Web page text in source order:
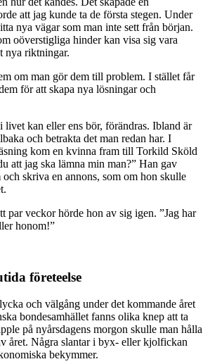
att jag kunde ta de första stegen. Under
nya vägar som man inte sett från början.
oöverstigliga hinder kan visa sig vara
nya riktningar.
om man gör dem till problem. I stället får
för att skapa nya lösningar och
livet kan eller ens bör, förändras. Ibland är
och betrakta det man redan har. I
kom en kvinna fram till Torkild Sköld
att jag ska lämna min man?” Han gav
och skriva en annons, som om hon skulle
par veckor hörde hon av sig igen. ”Jag har
honom!”
företeelse
och välgång under det kommande året
bondesamhället fanns olika knep att ta
på nyårsdagens morgon skulle man hålla
året. Några slantar i byx- eller kjolfickan
bekymmer.